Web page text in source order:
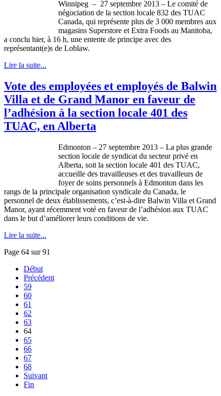
Winnipeg – 27 septembre 2013 – Le comité de
négociation de la section locale 832 des TUAC
Canada, qui représente plus de 3 000 membres aux
magasins Superstore et Extra Foods au Manitoba,
a conclu hier, à 16 h, une entente de principe avec des
représentant(e)s de Loblaw.
Lire la suite...
Vote des employées et employés de Balwin
Villa et de Grand Manor en faveur de
l’adhésion à la section locale 401 des
TUAC, en Alberta
Edmonton – 27 septembre 2013 – La plus grande
section locale de syndicat du secteur privé en
Alberta, soit la section locale 401 des TUAC,
accueille des travailleuses et des travailleurs de
foyer de soins personnels à Edmonton dans les
rangs de la principale organisation syndicale du Canada, le
personnel de deux établissements, c’est-à-dire Balwin Villa et Grand
Manor, ayant récemment voté en faveurde l’adhésion aux TUAC
dans le but d’améliorer leurs conditions de vie.
Lire la suite...
Page 64 sur 91
Début
Précédent
59
60
61
62
63
64
65
66
67
68
Suivant
Fin